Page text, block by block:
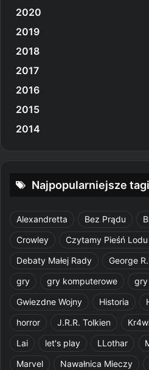
2020
2019
2018
2017
2016
2015
2014
Najpopularniejsze tagi
Alexandretta Bez Prądu
Crowley
Czytamy Pieśń
Debaty Małej Rady
George
gry
gry komputerowe
Gwiezdne Wojny
Historia
horror
J.R.R. Tolkien
Lai
let's play LLothar
Marvel
Nawałnica Mieczy